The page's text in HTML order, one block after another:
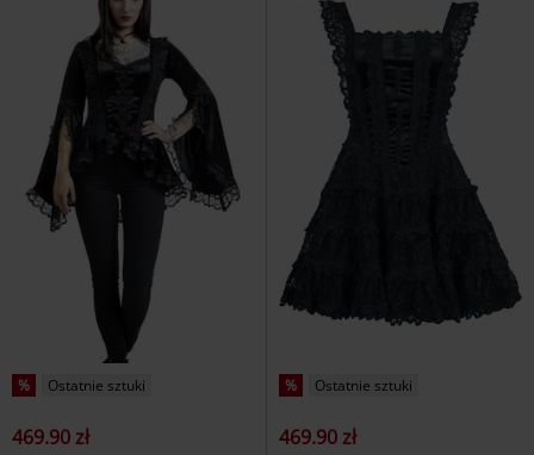
% Ostatnie sztuki
469.90 zł
% Ostatnie sztuki
469.90 zł